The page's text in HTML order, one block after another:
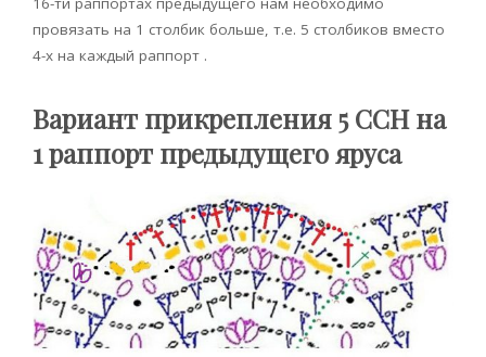
провязать на 1 столбик больше, т.е. 5 столбиков вместо
4-х на каждый раппорт .
Вариант прикрепления 5 ССН на
1 раппорт предыдущего яруса